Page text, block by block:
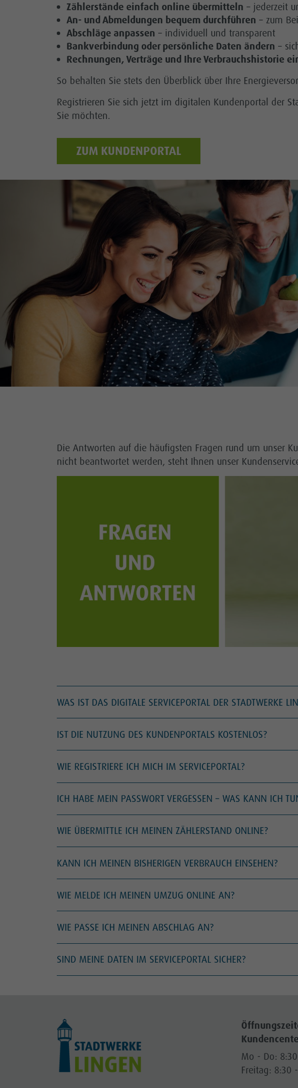
Hausanschluss
Technische Anträge
Einspeiseanlage
Für unsere Marktpartner
Zählerstände einfach online übermitteln – jederzeit
An- und Abmeldungen bequem durchführen – zum
Abschläge anpassen – individuell und transparent
Bankverbindung oder persönliche Daten ändern –
Rechnungen, Verträge und Ihre Verbrauchshistorie
So behalten Sie stets den Überblick über Ihre
Registrieren Sie sich jetzt im digitalen Kundenportal der
Sie möchten.
ZUM KUNDENPORTAL
Die Antworten auf die häufigsten Fragen rund um unser
nicht beantwortet werden, steht Ihnen unser
WAS IST DAS DIGITALE SERVICEPORTAL DER STADTWERKE
IST DIE NUTZUNG DES KUNDENPORTALS KOSTENLOS?
WIE REGISTRIERE ICH MICH IM SERVICEPORTAL?
ICH HABE MEIN PASSWORT VERGESSEN – WAS KANN ICH
WIE ÜBERMITTLE ICH MEINEN ZÄHLERSTAND ONLINE?
KANN ICH MEINEN BISHERIGEN VERBRAUCH EINSEHEN?
WIE MELDE ICH MEINEN UMZUG ONLINE AN?
WIE PASSE ICH MEINEN ABSCHLAG AN?
SIND MEINE DATEN IM SERVICEPORTAL SICHER?
Mo - Do:
Freitag: 8:30